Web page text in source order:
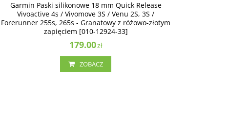
Garmin Paski silikonowe 18 mm Quick Release
Vivoactive 4s / Vivomove 3S / Venu 2S, 3S /
Forerunner 255s, 265s - Granatowy z różowo-złotym
zapięciem [010-12924-33]
179.00zł
ZOBACZ